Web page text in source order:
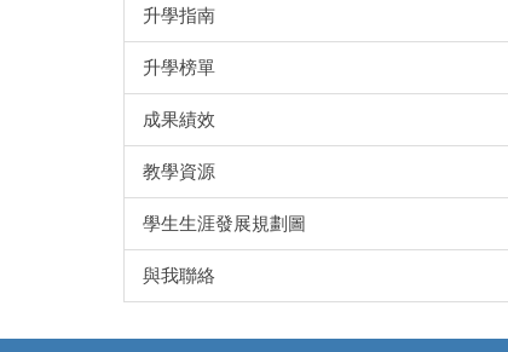
升學指南
升學榜單
成果績效
教學資源
學生生涯發展規劃圖
與我聯絡